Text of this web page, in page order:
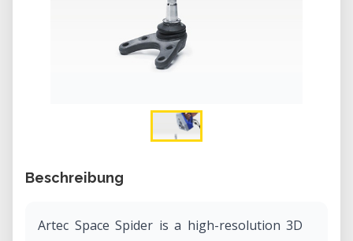
Beschreibung
Artec Space Spider is a high-resolution 3D